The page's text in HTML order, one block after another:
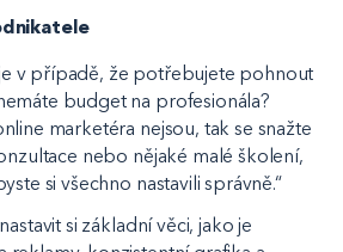
v případě, že potřebujete pohnout
budget na profesionála?
marketéra nejsou, tak se snažte
nebo nějaké malé školení,
si všechno nastavili správně.“
si základní věci, jako je